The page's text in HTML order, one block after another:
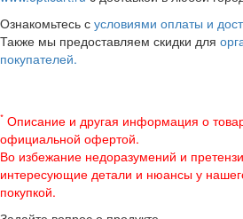
Ознакомьтесь с условиями оплаты и
Также мы предоставляем скидки для
покупателей.
* Описание и другая информация о
официальной офертой.
Во избежание недоразумений и
интересующие детали и нюансы у
покупкой.